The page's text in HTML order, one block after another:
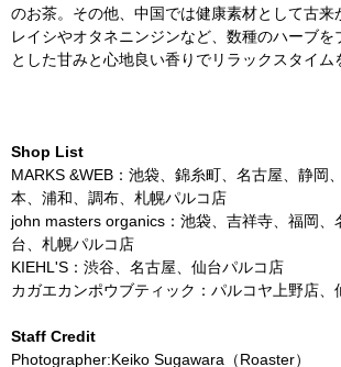
のお茶。その他、中国では健康素材として古来
レイシやオタネニンジンなど、数種のハーブを
とした甘みと心地良い香りでリラックスタイム
Shop List
MARKS &WEB：池袋、錦糸町、名古屋、静岡
本、浦和、調布、札幌パルコ店
john masters organics：池袋、吉祥寺、福岡、
台、札幌パルコ店
KIEHL'S：渋谷、名古屋、仙台パルコ店
カガエカンポウブティック：パルコヤ上野店、
Staff Credit
Photographer:Keiko Sugawara（Roaster）